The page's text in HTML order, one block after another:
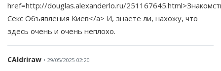
href=http://douglas.alexanderlo.ru/
Секс Объявления Киев</a> И, знаете ли, нахожу, что
здесь очень и очень неплохо.
CAldriraw • 29/05/2025 02:20